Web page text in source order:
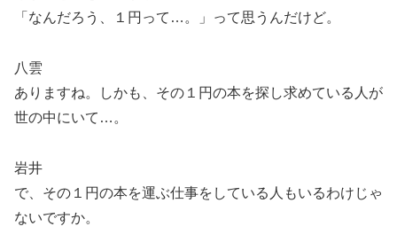
「なんだろう、１円って…。」って思うんだけど。
八雲
ありますね。しかも、その１円の本を探し求めている人が
世の中にいて…。
岩井
で、その１円の本を運ぶ仕事をしている人もいるわけじゃ
ないですか。